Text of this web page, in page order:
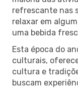
refrescante nas
relaxar em
uma bebida
Esta época do
culturais,
cultura e
buscam